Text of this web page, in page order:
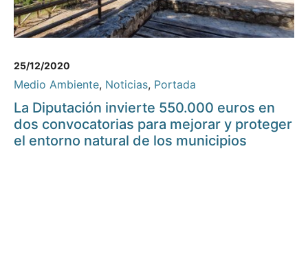
25/12/2020
Medio Ambiente, Noticias, Portada
La Diputación invierte 550.000 euros en
dos convocatorias para mejorar y proteger
el entorno natural de los municipios